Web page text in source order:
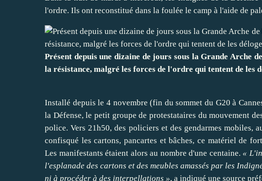
l'ordre. Ils ont reconstitué dans la foulée le camp à l'aide de
Présent depuis une dizaine de jours sous la Grande Arche
la résistance, malgré les forces de l'ordre qui tentent de les
Installé depuis le 4 novembre (fin du sommet du G20 à
la Défense, le petit groupe de protestataires du mouvement
police. Vers 21h50, des policiers et des gendarmes mobiles,
confisqué les cartons, pancartes et bâches, ce matériel de
Les manifestants étaient alors au nombre d'une centaine. «
l'esplanade des cartons et des meubles amassés par les
ni à procéder à des interpellations », a indiqué une source